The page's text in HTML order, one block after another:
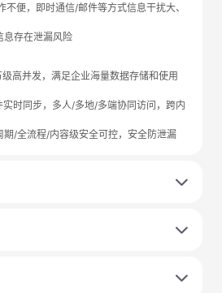
不便，即时通信/邮件等方式信息干扰大、
息存在泄漏风险
高并发，满足企业海量数据存储和使用
时同步，多人/多地/多端协同访问，跨内
期/全流程/内容级安全可控，安全防泄漏